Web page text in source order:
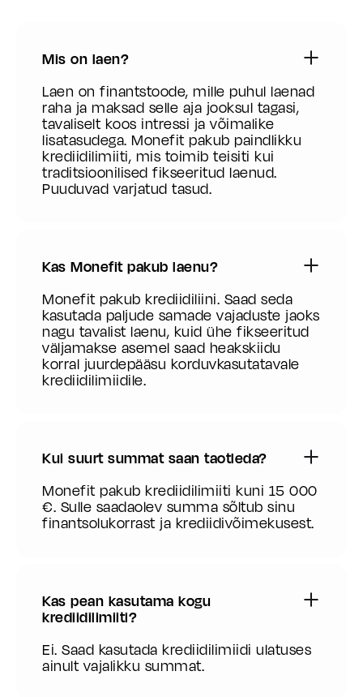
Mis on laen?
Laen on finantstoode, mille puhul laenad
raha ja maksad selle aja jooksul tagasi,
tavaliselt koos intressi ja võimalike
lisatasudega. Monefit pakub paindlikku
krediidilimiiti, mis toimib teisiti kui
traditsioonilised fikseeritud laenud.
Puuduvad varjatud tasud.
Kas Monefit pakub laenu?
Monefit pakub krediidiliini. Saad seda
kasutada paljude samade vajaduste jaoks
nagu tavalist laenu, kuid ühe fikseeritud
väljamakse asemel saad heakskiidu
korral juurdepääsu korduvkasutatavale
krediidilimiidile.
Kui suurt summat saan taotleda?
Monefit pakub krediidilimiiti kuni 15 000
€. Sulle saadaolev summa sõltub sinu
finantsolukorrast ja krediidivõimekusest.
Kas pean kasutama kogu
krediidilimiiti?
Ei. Saad kasutada krediidilimiidi ulatuses
ainult vajalikku summat.